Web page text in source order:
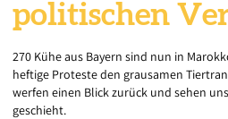
politischen
270 Kühe aus Bayern sind nun in
heftige Proteste den grausamen
werfen einen Blick zurück und sehen
geschieht.